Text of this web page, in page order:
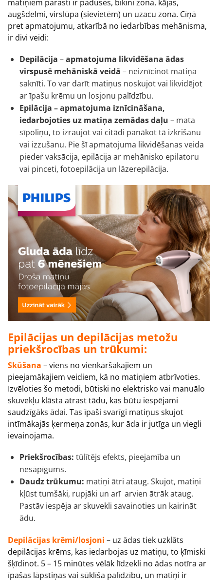
matiņiem parasti ir paduses, bikini zona, kājas,
augšdelmi, virslūpa (sievietēm) un uzacu zona. Cīņā
pret apmatojumu, atkarībā no iedarbības mehānisma,
ir divi veidi:
Depilācija –apmatojuma likvidēšana ādas
virspusē mehāniskā veidā – neiznīcinot matiņa
saknīti. To var darīt matiņus noskujot vai likvidējot
ar īpašu krēmu un losjonu palīdzību.
Epilācija – apmatojuma iznīcināšana,
iedarbojoties uz matiņa zemādas daļu – mata
sīpoliņu, to izraujot vai citādi panākot tā izkrišanu
vai izzušanu. Pie šī apmatojuma likvidēšanas veida
pieder vaksācija, epilācija ar mehānisko epilatoru
vai pinceti, fotoepilācija un lāzerepilācija.
Epilācijas un depilācijas metožu
priekšrocības un trūkumi:
Skūšana – viens no vienkāršākajiem un
pieejamākajiem veidiem, kā no matiņiem atbrīvoties.
Izvēloties šo metodi, būtiski no elektrisko vai manuālo
skuvekļu klāsta atrast tādu, kas būtu iespējami
saudzīgāks ādai. Tas īpaši svarīgi matiņus skujot
intīmākajās ķermeņa zonās, kur āda ir jutīga un viegli
ievainojama.
Priekšrocības: tūlītējs efekts, pieejamība un
nesāpīgums.
Daudz trūkumu: matiņi ātri ataug. Skujot, matiņi
kļūst tumšāki, rupjāki un arī arvien ātrāk ataug.
Pastāv iespēja ar skuvekli savainoties un kairināt
ādu.
Depilācijas krēmi/losjoni – uz ādas tiek uzklāts
depilācijas krēms, kas iedarbojas uz matiņu, to ķīmiski
šķīdinot. 5 – 15 minūtes vēlāk līdzekli no ādas notīra ar
īpašas lāpstiņas vai sūklīša palīdzību, un matiņi ir